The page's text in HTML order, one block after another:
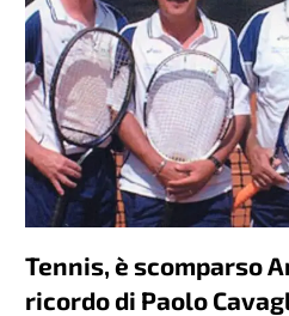
Tennis, è scomparso
ricordo di Paolo